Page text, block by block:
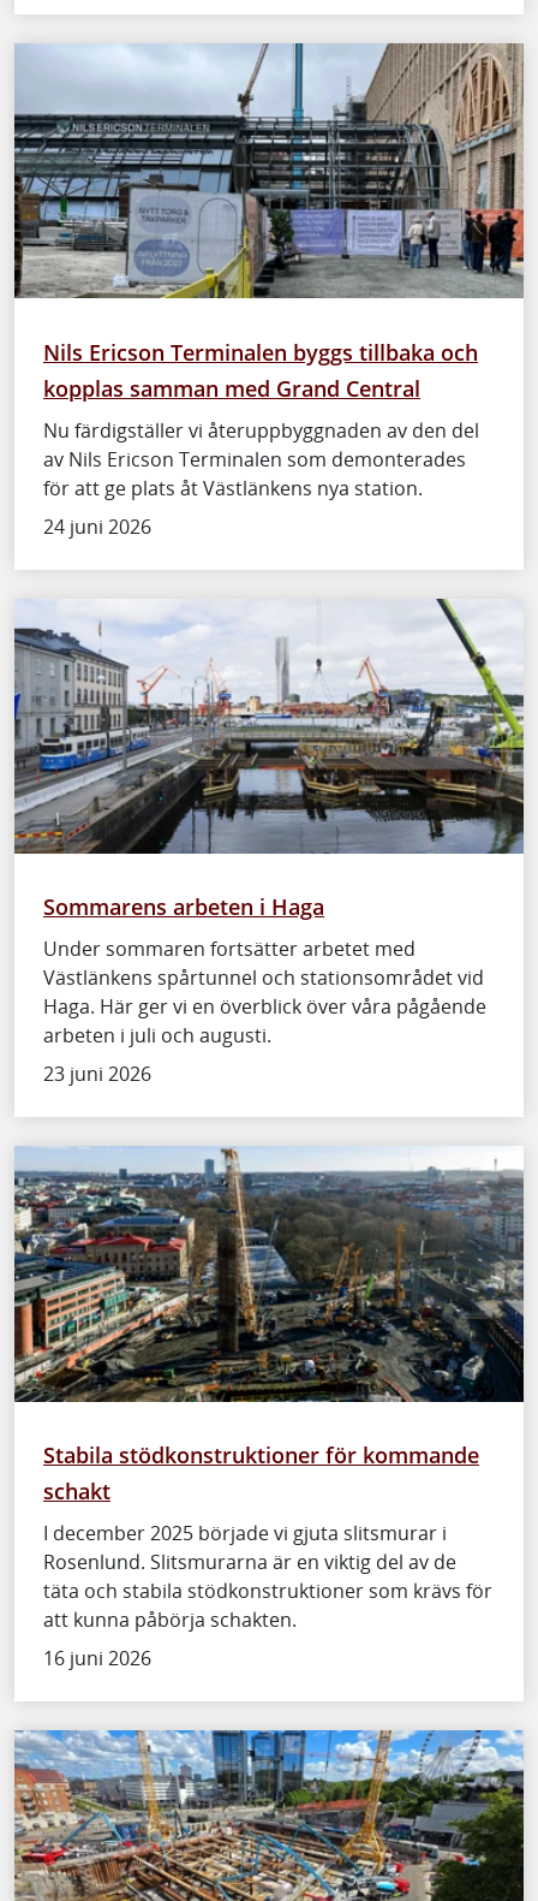
Nils Ericson Terminalen byggs tillbaka och
kopplas samman med Grand Central
Nu färdigställer vi återuppbyggnaden av den del
av Nils Ericson Terminalen som demonterades
för att ge plats åt Västlänkens nya station.
24 juni 2026
Sommarens arbeten i Haga
Under sommaren fortsätter arbetet med
Västlänkens spårtunnel och stationsområdet vid
Haga. Här ger vi en överblick över våra pågående
arbeten i juli och augusti.
23 juni 2026
Stabila stödkonstruktioner för kommande
schakt
I december 2025 började vi gjuta slitsmurar i
Rosenlund. Slitsmurarna är en viktig del av de
täta och stabila stödkonstruktioner som krävs för
att kunna påbörja schakten.
16 juni 2026